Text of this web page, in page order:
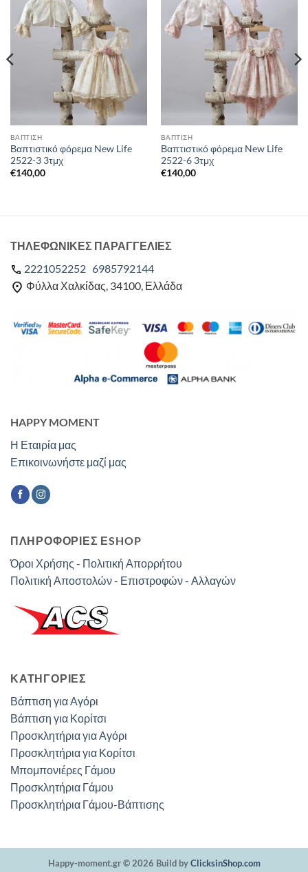
ΒΑΠΤΙΣΗ
Βαπτιστικό φόρεμα New Life
2522-3 3τμχ
€140,00
ΒΑΠΤΙΣΗ
Βαπτιστικό φόρεμα New Life
2522-6 3τμχ
€140,00
HAPPY MOMENT
Η Εταιρία μας
Επικοινωνήστε μαζί μας
ΠΛΗΡΟΦΟΡΙΕΣ ΕSHOP
Όροι Χρήσης - Πολιτική Απορρήτου
Πολιτική Αποστολών - Επιστροφών - Αλλαγών
ΤΗΛΕΦΩΝΙΚΕΣ ΠΑΡΑΓΓΕΛΙΕΣ
2221052252 6985792144
Φύλλα Χαλκίδας, 34100, Ελλάδα
ΚΑΤΗΓΟΡΊΕΣ
Βάπτιση για Αγόρι
Βάπτιση για Κορίτσι
Προσκλητήρια για Αγόρι
Προσκλητήρια για Κορίτσι
Μπομπονιέρες Γάμου
Προσκλητήρια Γάμου
Προσκλητήρια Γάμου-Βάπτισης
Happy-moment.gr © 2026 Build byClicksinShop.com